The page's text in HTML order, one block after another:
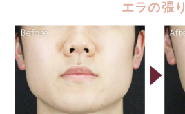
エラの張り